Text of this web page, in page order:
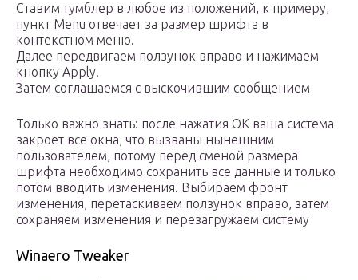
Ставим тумблер в любое из положений, к примеру,
пункт Menu отвечает за размер шрифта в
контекстном меню.
Далее передвигаем ползунок вправо и нажимаем
кнопку Apply.
Затем соглашаемся с выскочившим сообщением
Только важно знать: после нажатия OK ваша система
закроет все окна, что вызваны нынешним
пользователем, потому перед сменой размера
шрифта необходимо сохранить все данные и только
потом вводить изменения. Выбираем фронт
изменения, перетаскиваем ползунок вправо, затем
сохраняем изменения и перезагружаем систему
Winaero Tweaker